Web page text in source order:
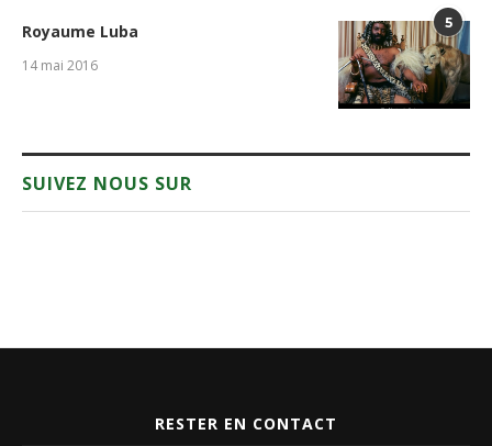
5
Royaume Luba
14 mai 2016
SUIVEZ NOUS SUR
RESTER EN CONTACT